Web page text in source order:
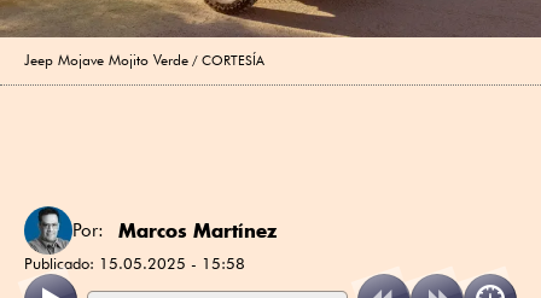
Jeep Mojave Mojito Verde CORTESÍA
Por: Marcos Martínez
Publicado: 15.05.2025 - 15:58